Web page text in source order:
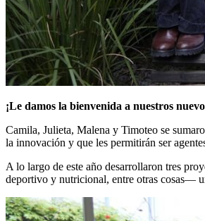
¡Le damos la bienvenida a nuestros
Camila, Julieta, Malena y Timoteo se
la innovación y que les permitirán ser
A lo largo de este año desarrollaron tres
deportivo y nutricional, entre otras cosas—